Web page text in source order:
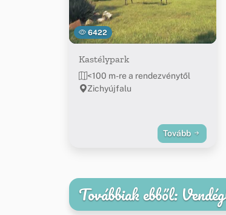
6422
Kastélypark
<100 m-re a rendezvénytől
Zichyújfalu
Tovább
Továbbiak ebből: